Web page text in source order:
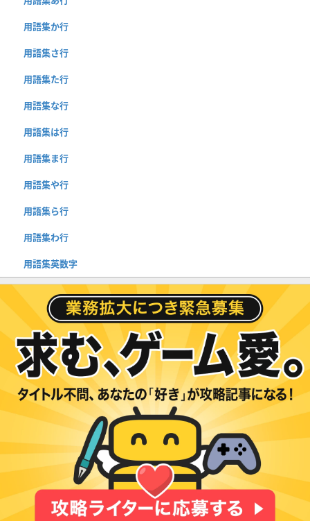
用語集か行
用語集さ行
用語集た行
用語集な行
用語集は行
用語集ま行
用語集や行
用語集ら行
用語集わ行
用語集英数字